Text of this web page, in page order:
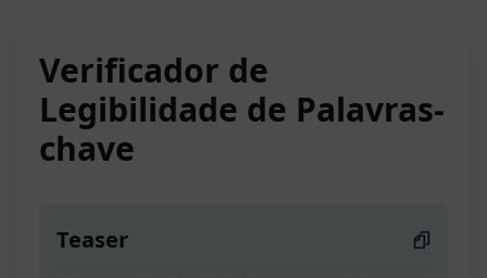
Verificador de
Legibilidade de Palavras-
chave
Teaser